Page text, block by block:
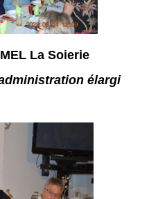
La Soierie
élargi